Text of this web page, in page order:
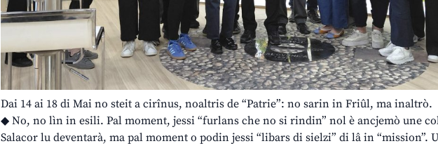
Dai 14 ai 18 di Mai no steit a cirînus, noaltris de “Patrie”: no sarin in Friûl, ma inaltrò.
◆ No, no lìn in esili. Pal moment, jessi “furlans che no si rindin” nol è ancjemò une
Salacor lu deventarà, ma pal moment o podin jessi “libars di sielzi” di lâ in “mission”.